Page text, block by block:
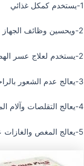
1-يستخدم كمكل غذائي
2-ويحسين وظائف الجهاز الهضمي.
2-يستخدم لعلاج عسر الهضم والتوتر الناتج عن الانتفاخ.
3-يعالج عدم الشعور بالراحة في المعدة والأمعاء.
4-يعالج التقلصات وآلام المعدة.
5-يعالج المغص والغازات عند الأطفال الرضع وحديثي الولادة.